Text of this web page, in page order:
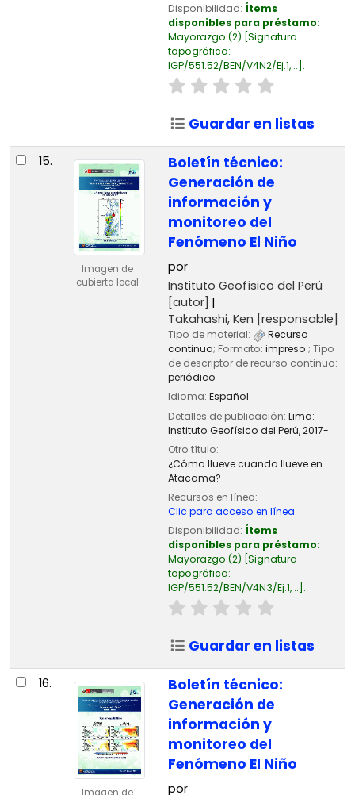
Disponibilidad: Ítems
disponibles para préstamo:
Mayorazgo (2) Signatura
topográfica:
IGP/551.52/BEN/V4N2/Ej.1, .. .
Guardar en listas
15.
Imagen de
cubierta local
Boletín técnico:
Generación de
información y
monitoreo del
Fenómeno El Niño
por
Instituto Geofísico del Perú
[autor]
Takahashi, Ken [responsable]
Tipo de material:
Recurso
continuo; Formato: impreso ; Tipo
de descriptor de recurso continuo:
periódico
Idioma: Español
Detalles de publicación: Lima:
Instituto Geofísico del Perú,2017-
Otro título:
¿Cómo llueve cuando llueve en
Atacama?
Recursos en línea:
Clic para acceso en línea
Disponibilidad: Ítems
disponibles para préstamo:
Mayorazgo (2) Signatura
topográfica:
IGP/551.52/BEN/V4N3/Ej.1, .. .
Guardar en listas
16.
Boletín técnico:
Generación de
información y
monitoreo del
Fenómeno El Niño
por